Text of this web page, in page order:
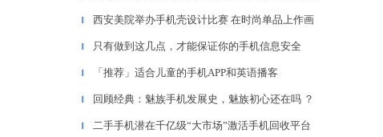
▎ 西安美院举办手机壳设计比赛 在时尚单品上作画
▎ 只有做到这几点，才能保证你的手机信息安全
▎ 「推荐」适合儿童的手机APP和英语播客
▎ 回顾经典：魅族手机发展史，魅族初心还在吗 ？
▎ 二手手机潜在千亿级“大市场”激活手机回收平台